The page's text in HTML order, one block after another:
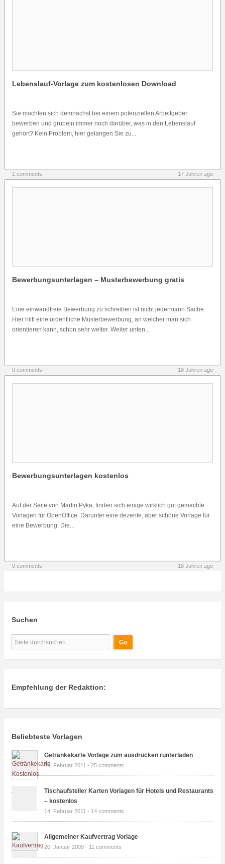
Lebenslauf-Vorlage zum kostenlosen Download
Sie möchten sich demnächst bei einem potenziellen Arbeitgeber
bewerben und grübeln immer noch darüber, was in den Lebenslauf
gehört? Kein Problem, hier gelangen Sie zu...
1 comments 17 Jahren ago
Bewerbungsunterlagen – Musterbewerbung gratis
Eine einwandfreie Bewerbung zu schreiben ist nicht jedermann Sache.
Hier hilft eine ordentliche Musterbewerbung, an welcher man sich
orientieren kann, schon sehr weiter. Weiter unten...
0 comments 18 Jahren ago
Bewerbungsunterlagen kostenlos
Auf der Seite von Martin Pyka, finden sich einige wirklich gut gemachte
Vorlagen für OpenOffice. Darunter eine dezente, aber schöne Vorlage für
eine Bewerbung. Die...
0 comments 18 Jahren ago
Suchen
Empfehlung der Redaktion:
Beliebteste Vorlagen
Getränkekarte Vorlage zum ausdrucken runterladen
14. Februar 2011 - 25 comments
Tischaufsteller Karten Vorlagen für Hotels und Restaurants
– kostenlos
14. Februar 2011 - 14 comments
Allgemeiner Kaufvertrag Vorlage
20. Januar 2009 - 11 comments